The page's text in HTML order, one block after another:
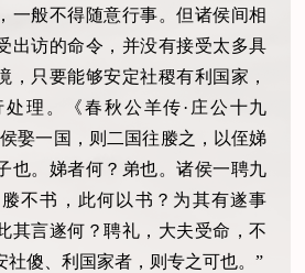
一般不得随意行事。但诸侯间相
出访的命令，并没有接受太多具
，只要能够安定社稷有利国家，
理。《春秋公羊传·庄公十九
娶一国，则二国往媵之，以侄娣
也。娣者何？弟也。诸侯一聘九
不书，此何以书？为其有遂事
其言遂何？聘礼，大夫受命，不
社傻、利国家者，则专之可也。”